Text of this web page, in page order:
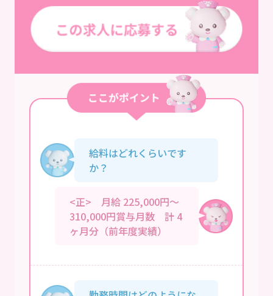
給料はどれくらいです
か？
<正> 月給 225,000円～
310,000円賞与月数 計 4
ヶ月分（前年度実績）